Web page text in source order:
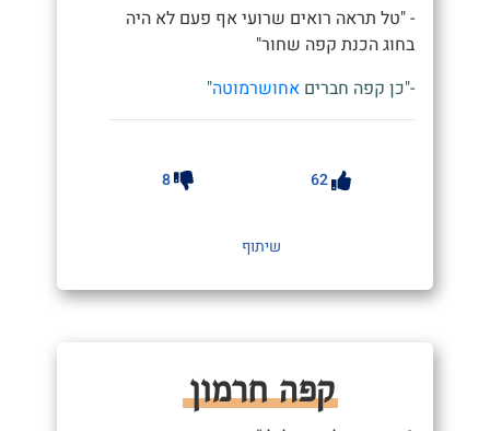
- "טל תראה רואים שרועי אף פעם לא היה
בחוג הכנת קפה שחור"
-"כן קפה חבריםאחושרמוטה"
62
8
שיתוף
קפה חרמון